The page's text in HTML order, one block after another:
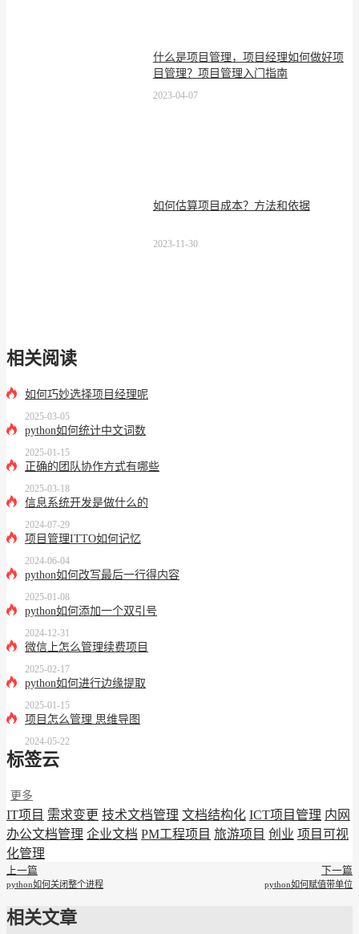
什么是项目管理，项目经理如何做好项
目管理？项目管理入门指南
2023-04-07
如何估算项目成本？方法和依据
2023-11-30
相关阅读
如何巧妙选择项目经理呢
2025-03-05
python如何统计中文词数
2025-01-15
正确的团队协作方式有哪些
2025-03-18
信息系统开发是做什么的
2024-07-29
项目管理ITTO如何记忆
2024-06-04
python如何改写最后一行得内容
2025-01-08
python如何添加一个双引号
2024-12-31
微信上怎么管理续费项目
2025-02-17
python如何进行边缘提取
2025-01-15
项目怎么管理 思维导图
2024-05-22
标签云
更多
IT项目 需求变更 技术文档管理 文档结构化 ICT项目管理 内网
办公文档管理 企业文档 PM工程项目 旅游项目 创业 项目可视
化管理
上一篇
python如何关闭整个进程
下一篇
python如何赋值带单位
相关文章